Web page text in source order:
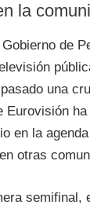
la
de
una
Eurovisión
en la
otras
semifinal,